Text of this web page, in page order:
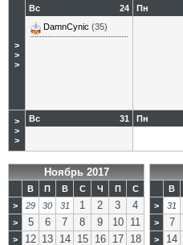
>
>
>
24
Вс
DamnCynic (35)
Пн
>
>
>
31
Вс Пн
Ноябрь 2017
В П В С Ч П
С
>
29 30 31 1 2 3 4
> 5 6 7 8 9 10 11
> 12 13 14 15 16 17 18
В
>
31
> 7
> 14